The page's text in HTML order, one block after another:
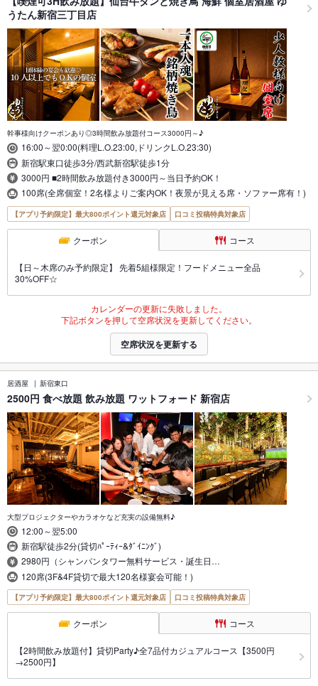
うたん新宿三丁目店
幹事様向けクーポンあり◎3時間飲み放題付コース3000円～♪
16:00～翌0:00(料理L.O.23:00,ドリンクL.O.23:30)
新宿駅東口徒歩3分/西武新宿駅徒歩1分
3000円 ■2時間飲み放題付き3000円～当日予約OK！
100席(全席個室！2名様よりご案内OK！夜景が見える席・ソファー席有！)
【アプリ予約限定】最大800ポイント還元対象店 口コミ投稿特典対象店
クーポン コース
【日～木席のみ予約限定】 先着5組様限定！フードメニュー全品
30%OFF☆
カレンダーの更新に失敗しました。
下記ボタンを押して空席状況を更新してください。
空席状況を更新する
居酒屋 新宿東口
2500円 食べ放題 飲み放題 ワットフォード 新宿店
大型プロジェクターやカラオケなど充実の設備無料♪
12:00～翌5:00
新宿駅徒歩2分(貸切ﾊﾟｰﾃｨｰ&ﾀﾞｲﾆﾝｸﾞ)
2980円（シャンパンタワー無料サービス・誕生日…
120席(3F&4F貸切で最大120名様宴会可能！)
【アプリ予約限定】最大800ポイント還元対象店 口コミ投稿特典対象店
クーポン コース
【2時間飲み放題付】貸切Party♪全7品付カジュアルコース【3500円
→2500円】